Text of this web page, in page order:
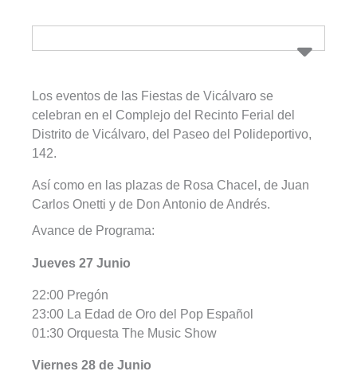
Los eventos de las Fiestas de Vicálvaro se
celebran en el Complejo del Recinto Ferial del
Distrito de Vicálvaro, del Paseo del Polideportivo,
142.
Así como en las plazas de Rosa Chacel, de Juan
Carlos Onetti y de Don Antonio de Andrés.
Avance de Programa:
Jueves 27 Junio
22:00 Pregón
23:00 La Edad de Oro del Pop Español
01:30 Orquesta The Music Show
Viernes 28 de Junio